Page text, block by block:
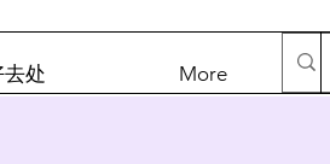
处 More